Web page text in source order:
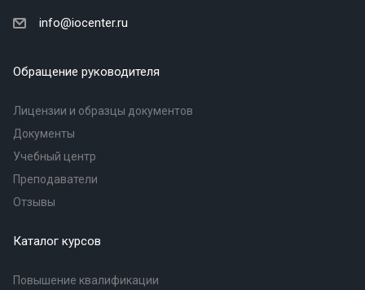
info@iocenter.ru
Обращение руководителя
Лицензии и образцы документов
Документы
Учебный центр
Преподаватели
Отзывы
Каталог курсов
Повышение квалификации